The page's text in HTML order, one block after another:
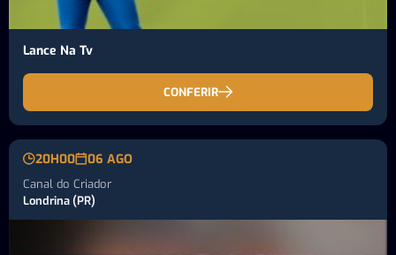
Lance Na Tv
CONFERIR
20H00 06 AGO
Canal do Criador
Londrina (PR)